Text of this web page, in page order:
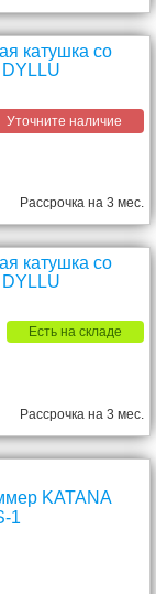
катушка со
Уточните наличие
Рассрочка на 3 мес.
катушка со
Есть на складе
Рассрочка на 3 мес.
KATANA
1